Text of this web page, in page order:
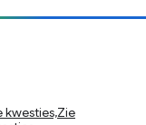
kwesties,Zie